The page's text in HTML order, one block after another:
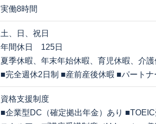
実働8時間
土、日、祝日
年間休日 125日
夏季休暇、年末年始休暇、育児休暇、介
■完全週休2日制 ■産前産後休暇 ■パートナ
資格支援制度
■企業型DC（確定拠出年金）あり